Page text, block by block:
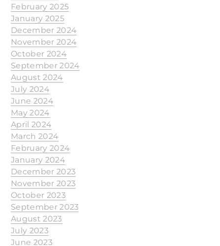
February 2025
January 2025
December 2024
November 2024
October 2024
September 2024
August 2024
July 2024
June 2024
May 2024
April 2024
March 2024
February 2024
January 2024
December 2023
November 2023
October 2023
September 2023
August 2023
July 2023
June 2023